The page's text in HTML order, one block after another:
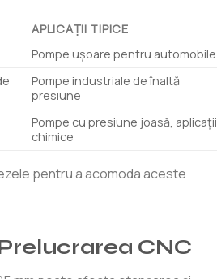
APLICAȚII TIPICE
Pompe ușoare pentru automobile
Pompe industriale de înaltă
presiune
Pompe cu presiune joasă, aplicații
chimice
pentru a acomoda aceste
CNC